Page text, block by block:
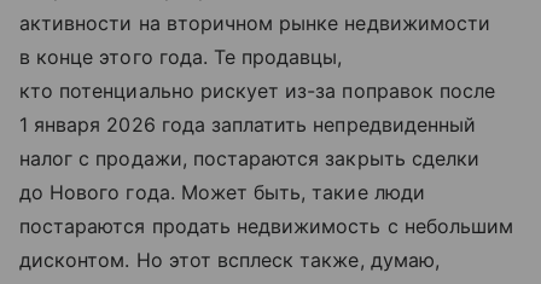
активности на вторичном рынке недвижимости
в конце этого года. Те продавцы,
кто потенциально рискует из-за поправок после
1 января 2026 года заплатить непредвиденный
налог с продажи, постараются закрыть сделки
до Нового года. Может быть, такие люди
постараются продать недвижимость с небольшим
дисконтом. Но этот всплеск также, думаю,